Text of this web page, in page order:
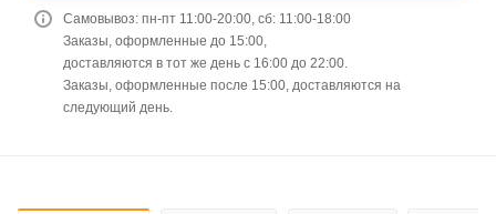
Самовывоз: пн-пт 11:00-20:00, сб: 11:00-18:00
Заказы, оформленные до 15:00,
доставляются в тот же день с 16:00 до 22:00.
Заказы, оформленные после 15:00, доставляются на
следующий день.